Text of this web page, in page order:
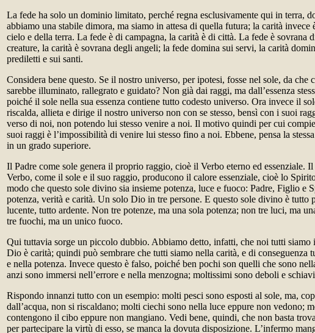
La fede ha solo un dominio limitato, perché regna esclusivamente qui in terra,
abbiamo una stabile dimora, ma siamo in attesa di quella futura; la carità invece
cielo e della terra. La fede è di campagna, la carità è di città. La fede è sovrana
creature, la carità è sovrana degli angeli; la fede domina sui servi, la carità
prediletti e sui santi.
Considera bene questo. Se il nostro universo, per ipotesi, fosse nel sole, da che
sarebbe illuminato, rallegrato e guidato? Non già dai raggi, ma dall’essenza
poiché il sole nella sua essenza contiene tutto codesto universo. Ora invece il
riscalda, allieta e dirige il nostro universo non con se stesso, bensì con i suoi
verso di noi, non potendo lui stesso venire a noi. Il motivo quindi per cui
suoi raggi è l’impossibilità di venire lui stesso fino a noi. Ebbene, pensa la
in un grado superiore.
Il Padre come sole genera il proprio raggio, cioè il Verbo eterno ed essenziale. Il
Verbo, come il sole e il suo raggio, producono il calore essenziale, cioè lo
modo che questo sole divino sia insieme potenza, luce e fuoco: Padre, Figlio e
potenza, verità e carità. Un solo Dio in tre persone. E questo sole divino è tutto
lucente, tutto ardente. Non tre potenze, ma una sola potenza; non tre luci, ma
tre fuochi, ma un unico fuoco.
Qui tuttavia sorge un piccolo dubbio. Abbiamo detto, infatti, che noi tutti siamo
Dio è carità; quindi può sembrare che tutti siamo nella carità, e di conseguenza
e nella potenza. Invece questo è falso, poiché ben pochi son quelli che sono
anzi sono immersi nell’errore e nella menzogna; moltissimi sono deboli e
Rispondo innanzi tutto con un esempio: molti pesci sono esposti al sole, ma,
dall’acqua, non si riscaldano; molti ciechi sono nella luce eppure non vedono;
contengono il cibo eppure non mangiano. Vedi bene, quindi, che non basta
per partecipare la virtù di esso, se manca la dovuta disposizione. L’infermo